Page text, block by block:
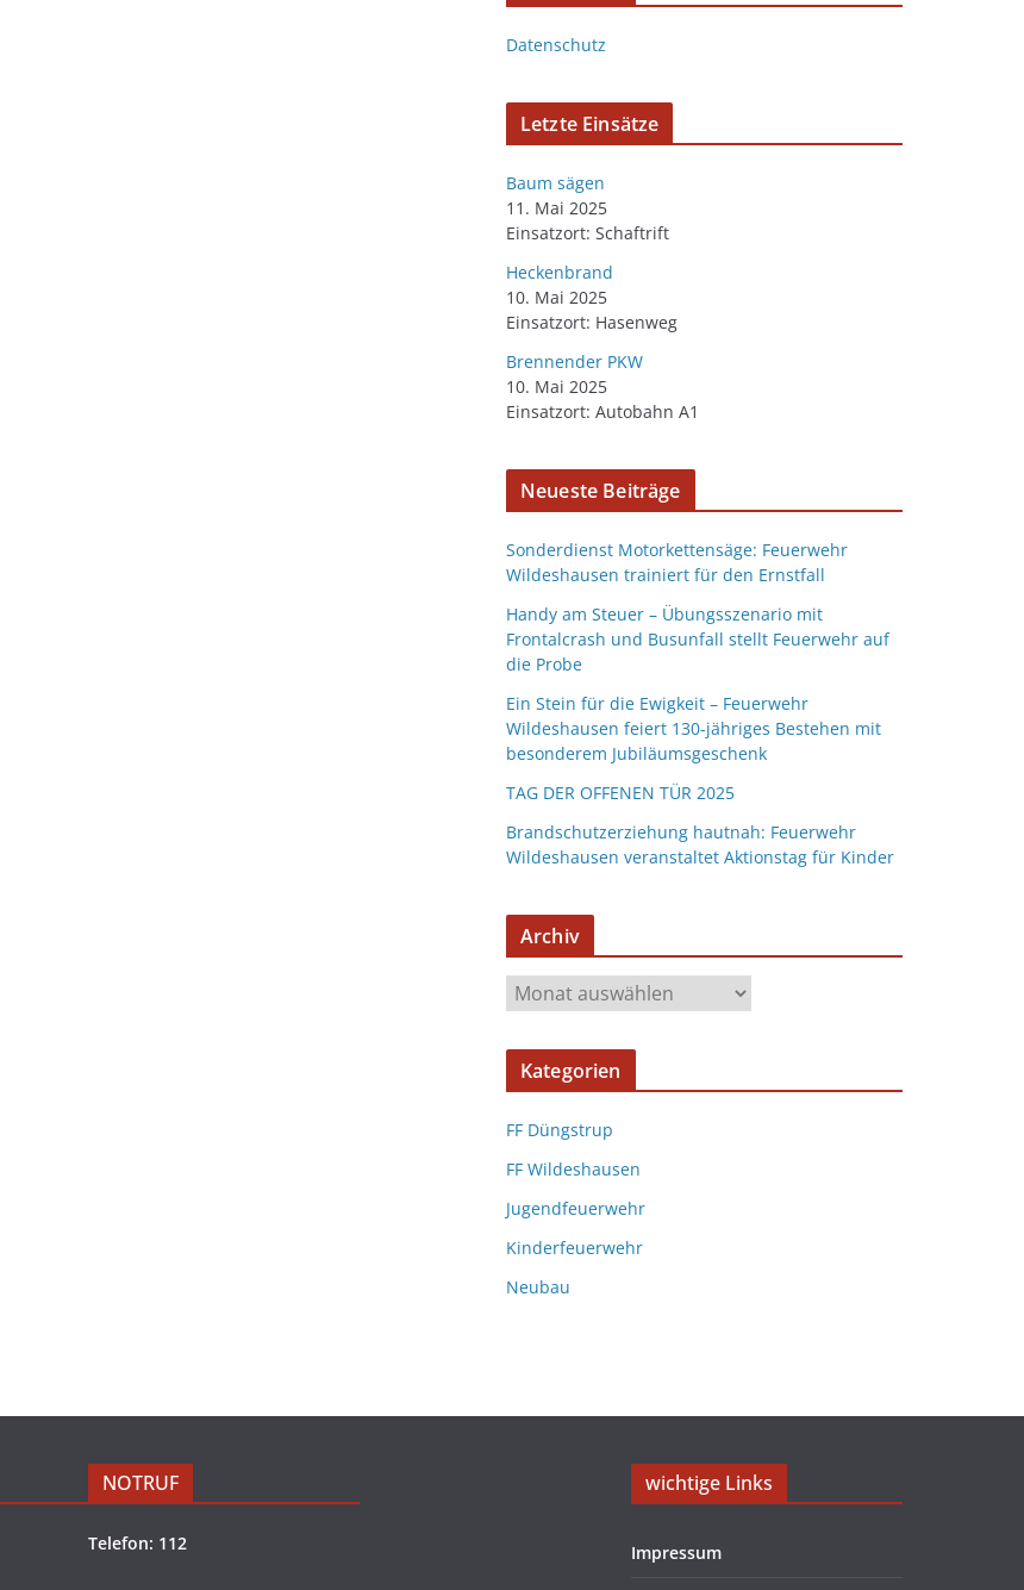
Datenschutz
Letzte Einsätze
Baum sägen
11. Mai 2025
Einsatzort: Schaftrift
Heckenbrand
10. Mai 2025
Einsatzort: Hasenweg
Brennender PKW
10. Mai 2025
Einsatzort: Autobahn A1
Neueste Beiträge
Sonderdienst Motorkettensäge: Feuerwehr
Wildeshausen trainiert für den Ernstfall
Handy am Steuer – Übungsszenario mit
Frontalcrash und Busunfall stellt Feuerwehr auf
die Probe
Ein Stein für die Ewigkeit – Feuerwehr
Wildeshausen feiert 130-jähriges Bestehen mit
besonderem Jubiläumsgeschenk
TAG DER OFFENEN TÜR 2025
Brandschutzerziehung hautnah: Feuerwehr
Wildeshausen veranstaltet Aktionstag für Kinder
Archiv
Kategorien
FF Düngstrup
FF Wildeshausen
Jugendfeuerwehr
Kinderfeuerwehr
Neubau
NOTRUF
Telefon: 112
wichtige Links
Impressum